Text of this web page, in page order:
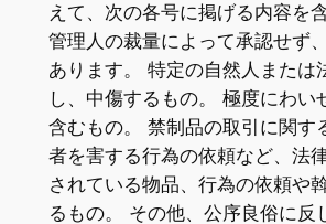
えて、次の各号に掲げる内容を
管理人の裁量によって承認せず
あります。 特定の自然人または
し、中傷するもの。 極度にわい
含むもの。 禁制品の取引に関す
者を害する行為の依頼など、法
されている物品、行為の依頼や
るもの。 その他、公序良俗に反